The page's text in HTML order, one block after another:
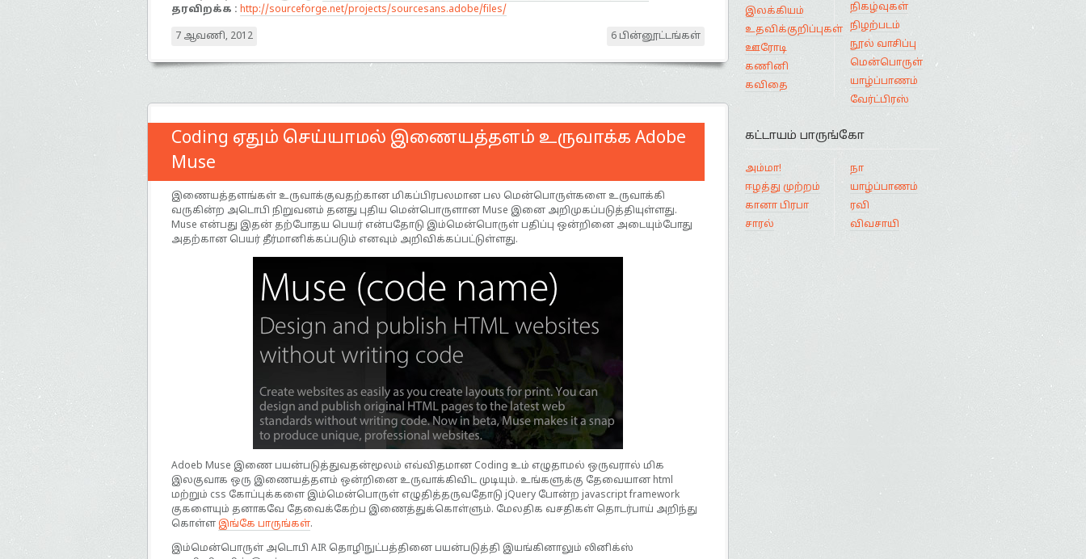
தரவிறக்க : http://sourceforge.net/projects/sourcesans.adobe/files/
7 ஆவணி, 2012 6 பின்னூட்டங்கள்
Coding ஏதும் செய்யாமல் இணையத்தளம் உருவாக்க Adobe
Muse
இணையத்தளங்கள் உருவாக்குவதற்கான மிகப்பிரபலமான பல மென்பொருள்களை உருவாக்கி
வருகின்ற அடொபி நிறுவனம் தனது புதிய மென்பொருளான Muse இனை அறிமுகப்படுத்தியுள்ளது.
Muse என்பது இதன் தற்போதய பெயர் என்பதோடு இம்மென்பொருள் பதிப்பு ஒன்றினை அடையும்போது
அதற்கான பெயர் தீர்மானிக்கப்படும் எனவும் அறிவிக்கப்பட்டுள்ளது.
Adoeb Muse இணை பயன்படுத்துவதன்மூலம் எவ்விதமான Coding உம் எழுதாமல் ஒருவரால் மிக
இலகுவாக ஒரு இணையத்தளம் ஒன்றினை உருவாக்கிவிட முடியும். உங்களுக்கு தேவையான html
மற்றும் css கோப்புக்களை இம்மென்பொருள் எழுதித்தருவதோடு jQuery போன்ற javascript framework
குகளையும் தனாகவே தேவைக்கேற்ப இணைத்துக்கொள்ளும். மேலதிக வசதிகள் தொடர்பாய் அறிந்து
கொள்ள இங்கே பாருங்கள்.
இம்மென்பொருள் அடொபி AIR தொழிநுட்பத்தினை பயன்படுத்தி இயங்கினாலும் லினிக்ஸ்
இலக்கியம்
உதவிக்குறிப்புகள்
ஊரோடி
கணினி
கவிதை
நிகழ்வுகள்
நிழற்படம்
நூல் வாசிப்பு
மென்பொருள்
யாழ்ப்பாணம்
வேர்ட்பிரஸ்
கட்டாயம் பாருங்கோ
அம்மா!
ஈழத்து முற்றம்
கானா பிரபா
சாரல்
நா
யாழ்ப்பாணம்
ரவி
விவசாயி